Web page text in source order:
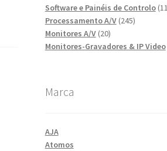
produtos
Software e Painéis de Controlo 11
Processamento A/V 245245
Monitores A/V 2020
produtos
Monitores-Gravadores & IP Video
Marca
AJA
Atomos